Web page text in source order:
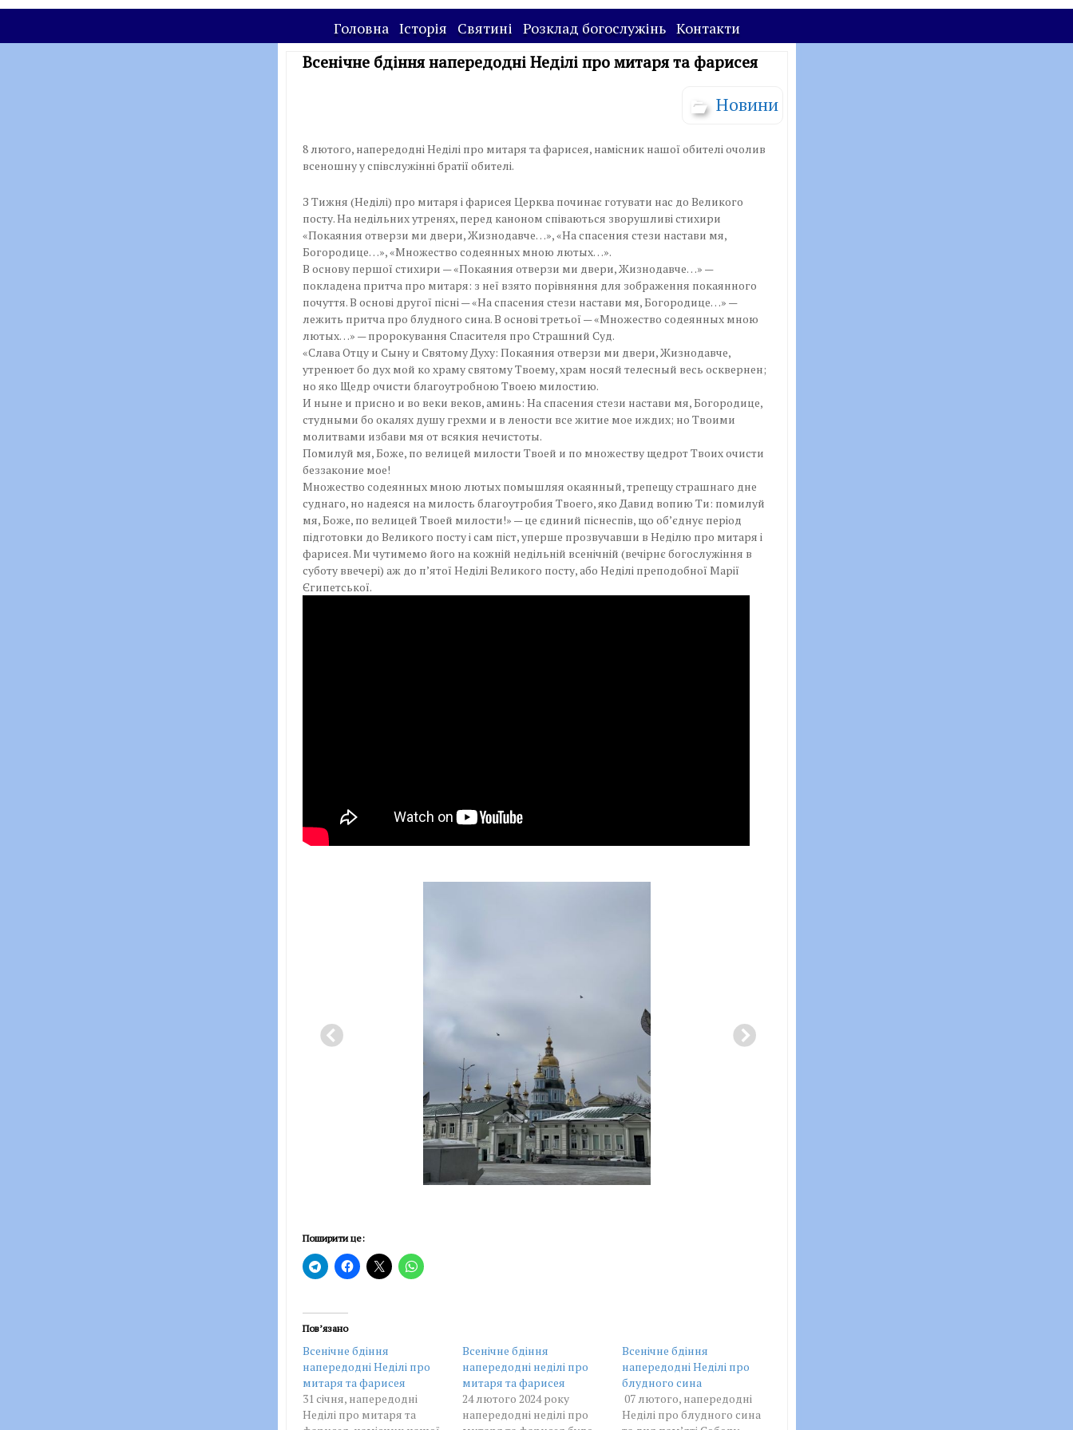
Головна Історія Святині Розклад богослужінь Контакти
Всенічне бдіння напередодні Неділі про митаря та фарисея
Новини
8 лютого, напередодні Неділі про митаря та фарисея, намісник нашої обителі очолив
всеношну у співслужінні братії обителі.
З Тижня (Неділі) про митаря і фарисея Церква починає готувати нас до Великого
посту. На недільних утренях, перед каноном співаються зворушливі стихири
«Покаяния отверзи ми двери, Жизнодавче…», «На спасения стези настави мя,
Богородице…», «Множество содеянных мною лютых…».
В основу першої стихири — «Покаяния отверзи ми двери, Жизнодавче…» —
покладена притча про митаря: з неї взято порівняння для зображення покаянного
почуття. В основі другої пісні — «На спасения стези настави мя, Богородице…» —
лежить притча про блудного сина. В основі третьої — «Множество содеянных мною
лютых…» — пророкування Спасителя про Страшний Суд.
«Слава Отцу и Сыну и Святому Духу: Покаяния отверзи ми двери, Жизнодавче,
утренюет бо дух мой ко храму святому Твоему, храм носяй телесный весь осквернен;
но яко Щедр очисти благоутробною Твоею милостию.
И ныне и присно и во веки веков, аминь: На спасения стези настави мя, Богородице,
студными бо окалях душу грехми и в лености все житие мое иждих; но Твоими
молитвами избави мя от всякия нечистоты.
Помилуй мя, Боже, по велицей милости Твоей и по множеству щедрот Твоих очисти
беззаконие мое!
Множество содеянных мною лютых помышляя окаянный, трепещу страшнаго дне
суднаго, но надеяся на милость благоутробия Твоего, яко Давид вопию Ти: помилуй
мя, Боже, по велицей Твоей милости!» — це єдиний піснеспів, що об’єднує період
підготовки до Великого посту і сам піст, уперше прозвучавши в Неділю про митаря і
фарисея. Ми чутимемо його на кожній недільній всенічній (вечірнє богослужіння в
суботу ввечері) аж до п’ятої Неділі Великого посту, або Неділі преподобної Марії
Єгипетської.
Поширити це:
Пов’язано
Всенічне бдіння
напередодні Неділі про
митаря та фарисея
31 січня, напередодні
Неділі про митаря та
Всенічне бдіння
напередодні неділі про
митаря та фарисея
24 лютого 2024 року
напередодні неділі про
Всенічне бдіння
напередодні Неділі про
блудного сина
07 лютого, напередодні
Неділі про блудного сина